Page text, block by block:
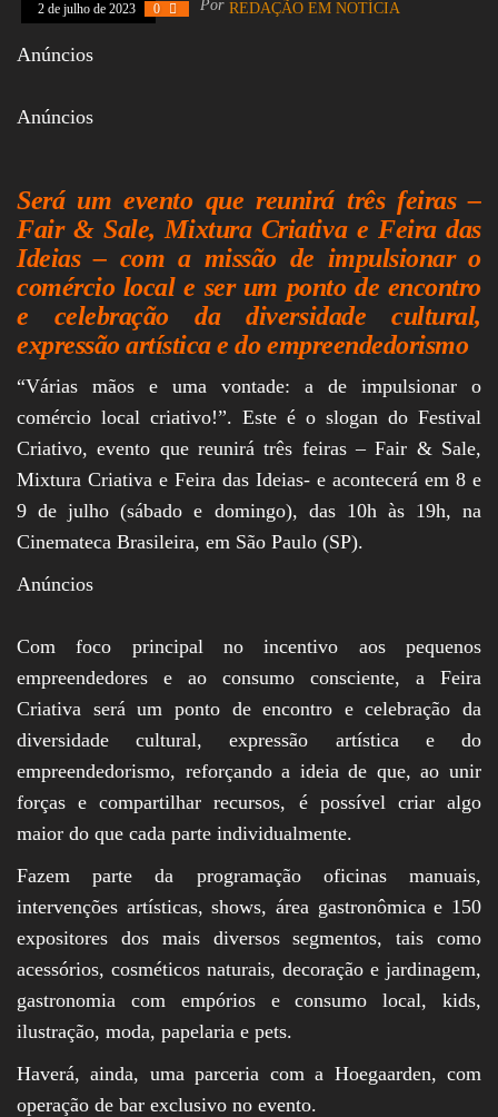
Assembleia
Cervejas, Comida,
Emprego,
Empreendedorismo,
Oportunidades,
2 de julho de 2023 0 Por REDAÇÃO EM NOTÍCIA
Anúncios
Anúncios
Será um evento que reunirá três feiras –
Fair & Sale, Mixtura Criativa e Feira das
Ideias – com a missão de impulsionar o
comércio local e ser um ponto de encontro
e celebração da diversidade cultural,
expressão artística e do empreendedorismo
“Várias mãos e uma vontade: a de impulsionar o
comércio local criativo!”. Este é o slogan do Festival
Criativo, evento que reunirá três feiras – Fair & Sale,
Mixtura Criativa e Feira das Ideias- e acontecerá em 8 e
9 de julho (sábado e domingo), das 10h às 19h, na
Cinemateca Brasileira, em São Paulo (SP).
Anúncios
Com foco principal no incentivo aos pequenos
empreendedores e ao consumo consciente, a Feira
Criativa será um ponto de encontro e celebração da
diversidade cultural, expressão artística e do
empreendedorismo, reforçando a ideia de que, ao unir
forças e compartilhar recursos, é possível criar algo
maior do que cada parte individualmente.
Fazem parte da programação oficinas manuais,
intervenções artísticas, shows, área gastronômica e 150
expositores dos mais diversos segmentos, tais como
acessórios, cosméticos naturais, decoração e jardinagem,
gastronomia com empórios e consumo local, kids,
ilustração, moda, papelaria e pets.
Haverá, ainda, uma parceria com a Hoegaarden, com
operação de bar exclusivo no evento.